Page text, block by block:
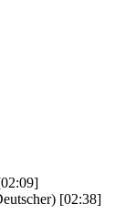
[02:38]